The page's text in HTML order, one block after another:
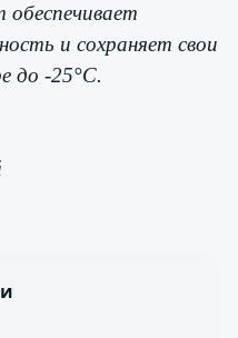
и сохраняет свои
до -25°С.